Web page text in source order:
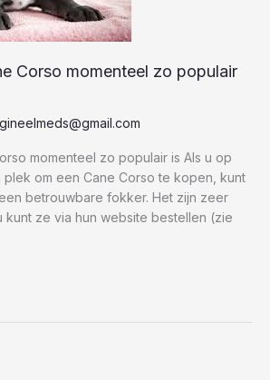
Corso momenteel zo populair
momenteel zo populair is Als u op
om een Cane Corso te kopen, kunt
betrouwbare fokker. Het zijn zeer
ze via hun website bestellen (zie
link).